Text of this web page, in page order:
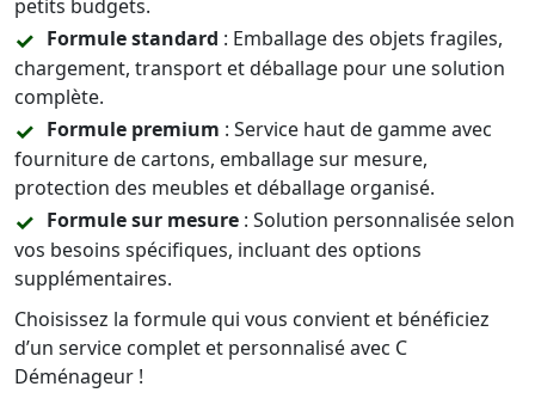
petits budgets.
Formule standard : Emballage des objets fragiles,
chargement, transport et déballage pour une solution
complète.
Formule premium : Service haut de gamme avec
fourniture de cartons, emballage sur mesure,
protection des meubles et déballage organisé.
Formule sur mesure : Solution personnalisée selon
vos besoins spécifiques, incluant des options
supplémentaires.
Choisissez la formule qui vous convient et bénéficiez
d’un service complet et personnalisé avec C
Déménageur !